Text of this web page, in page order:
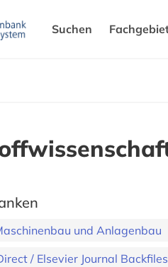
Suchen
und Anlagenbau
/ Elsevier Journal